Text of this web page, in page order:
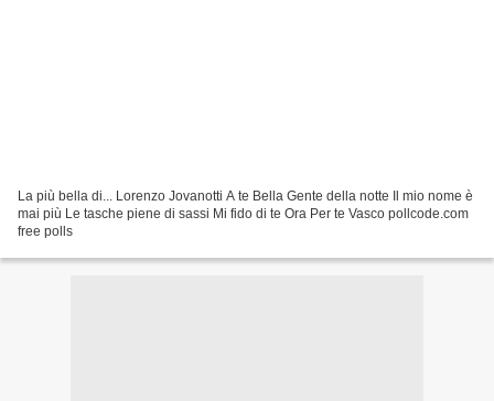
La più bella di... Lorenzo Jovanotti A te Bella Gente della notte Il mio nome è
mai più Le tasche piene di sassi Mi fido di te Ora Per te Vasco pollcode.com
free polls